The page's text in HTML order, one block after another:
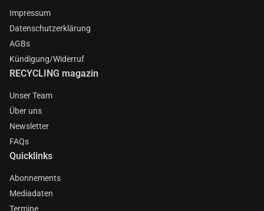
Impressum
Datenschutzerklärung
AGBs
Kündigung/Widerruf
RECYCLING magazin
Unser Team
Über uns
Newsletter
FAQs
Quicklinks
Abonnements
Mediadaten
Termine